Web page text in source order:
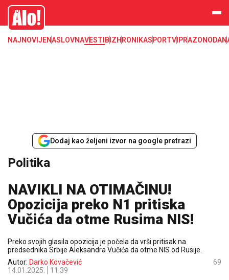
Alo
NAJNOVIJENASLOVNAVESTI BIZHRONIKASPORTVIPRAZONODA
Dodaj kao željeni izvor na google pretrazi
Politika
NAVIKLI NA OTIMAČINU!
Opozicija preko N1 pritiska
Vučića da otme Rusima NIS!
Preko svojih glasila opozicija je počela da vrši pritisak na
predsednika Srbije Aleksandra Vučića da otme NIS od Rusije.
Autor: Darko Kovačević
14.01.2025.
11:39
69